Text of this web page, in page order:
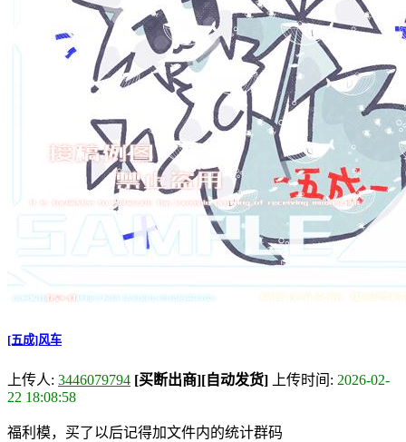
[五成]风车
上传人: 3446079794 [买断出商][自动发货] 上传时间: 2026-02-
22 18:08:58
福利模，买了以后记得加文件内的统计群码